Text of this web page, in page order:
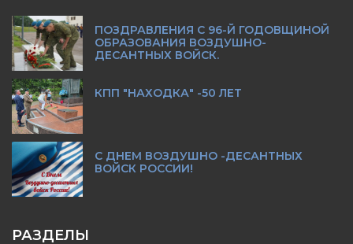
ПОЗДРАВЛЕНИЯ С 96-Й ГОДОВЩИНОЙ
ОБРАЗОВАНИЯ ВОЗДУШНО-
ДЕСАНТНЫХ ВОЙСК.
КПП "НАХОДКА" -50 ЛЕТ
С ДНЕМ ВОЗДУШНО -ДЕСАНТНЫХ
ВОЙСК РОССИИ!
РАЗДЕЛЫ